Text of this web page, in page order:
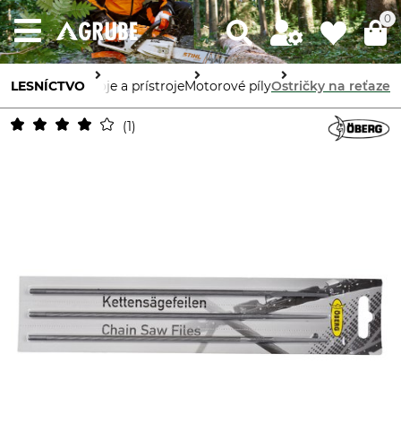
0
LESNÍCTVOStroje a prístrojeMotorové pílyOstričky na reťaze
1